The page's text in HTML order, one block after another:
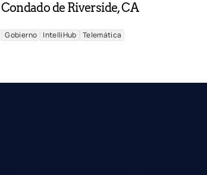
de Riverside, CA
Gobierno IntelliHub Telemática